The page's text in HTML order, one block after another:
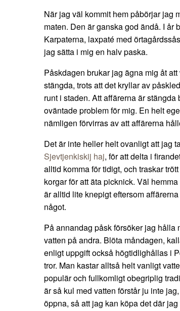
När jag väl kommit hem påbörjar jag
maten. Den är ganska god ändå. I år
Karpaterna, laxpaté med
jag sätta i mig en halv paska.
Påskdagen brukar jag ägna mig åt
stängda, trots att det kryllar av
runt i staden. Att affärerna är
oväntade problem för mig. En helt
nämligen förvirras av att affärerna
Det är inte heller helt ovanligt att jag
Sjevtjenkiskij haj, för att delta i
alltid komma för tidigt, och traskar
korgar för att äta picknick. Väl
är alltid lite knepigt eftersom
något.
På annandag påsk försöker jag
vatten på andra. Blöta måndagen,
enligt uppgift också högtidlighållas i
tror. Man kastar alltså helt vanligt
populär och fullkomligt obegriplig
är så kul med vatten förstår ju inte
öppna, så att jag kan köpa det där